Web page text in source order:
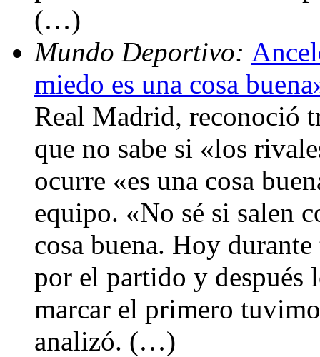
(…)
Mundo Deportivo:
miedo es una cosa
Real Madrid, reconoció
que no sabe si «los
ocurre «es una cosa
equipo. «No sé si salen
cosa buena. Hoy
por el partido y
marcar el primero
analizó. (…)